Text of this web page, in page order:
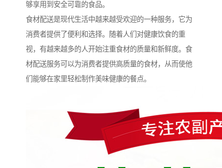
够享用到安全可靠的食品。
食材配送是现代生活中越来越受欢迎的一种服务，它为
消费者提供了便利和选择。随着人们对健康饮食的重
视，有越来越多的人开始注重食材的质量和新鲜度。食
材配送服务可以为消费者提供高质量的食材，从而使他
们能够在家里轻松制作美味健康的餐点。